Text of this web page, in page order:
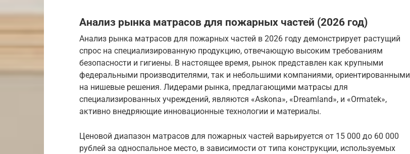
Анализ рынка матрасов для пожарных частей (2026 год)
Анализ рынка матрасов для пожарных частей в 2026 году демонстрирует растущий
спрос на специализированную продукцию, отвечающую высоким требованиям
безопасности и гигиены. В настоящее время, рынок представлен как крупными
федеральными производителями, так и небольшими компаниями, ориентированными
на нишевые решения. Лидерами рынка, предлагающими матрасы для
специализированных учреждений, являются «Askona», «Dreamland», и «Ormatek»,
активно внедряющие инновационные технологии и материалы.
Ценовой диапазон матрасов для пожарных частей варьируется от 15 000 до 60 000
рублей за односпальное место, в зависимости от типа конструкции, используемых